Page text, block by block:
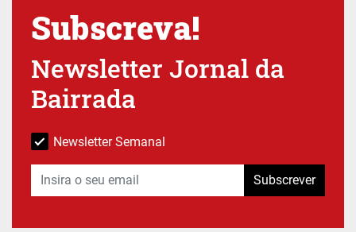
Subscreva!
Newsletter Jornal da
Bairrada
Newsletter Semanal
Subscrever